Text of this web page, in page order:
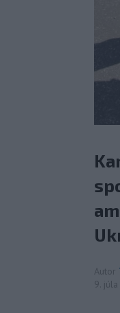
Autor
9.